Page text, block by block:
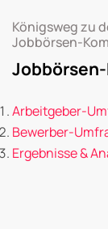
Königsweg zu
Jobbörsen-
Arbeitgeber-
Bewerber-
Ergebnisse &